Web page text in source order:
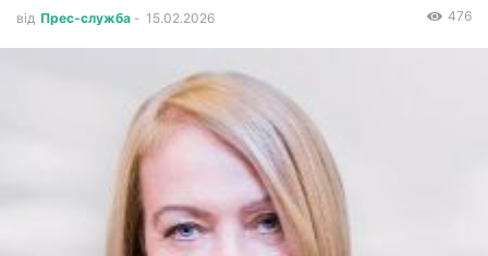
від Прес-служба - 15.02.2026 476